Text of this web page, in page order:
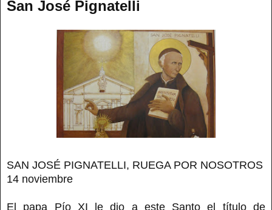
San José Pignatelli
SAN JOSÉ PIGNATELLI, RUEGA POR NOSOTROS
14 noviembre
El papa Pío XI le dio a este Santo el título de